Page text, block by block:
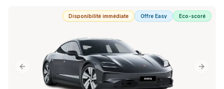
Previous slide Next
Disponibilité immédiate Offre Easy Eco-scoré